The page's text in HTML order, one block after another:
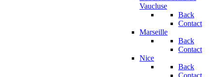
Vaucluse
Back
Contact
Marseille
Back
Contact
Nice
Back
Contact